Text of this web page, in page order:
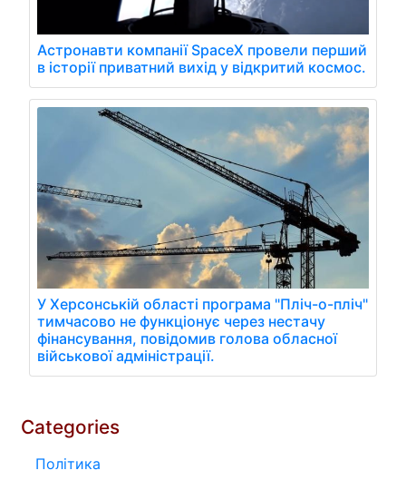
Астронавти компанії SpaceX провели перший
в історії приватний вихід у відкритий космос.
У Херсонській області програма "Пліч-о-пліч"
тимчасово не функціонує через нестачу
фінансування, повідомив голова обласної
військової адміністрації.
Categories
Політика